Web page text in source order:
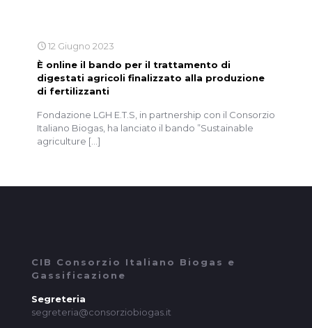
12 Giugno 2023
È online il bando per il trattamento di
digestati agricoli finalizzato alla produzione
di fertilizzanti
Fondazione LGH E.T.S, in partnership con il Consorzio
Italiano Biogas, ha lanciato il bando ”Sustainable
agriculture […]
CIB Consorzio Italiano Biogas e
Gassificazione
Segreteria
segreteria@consorziobiogas.it